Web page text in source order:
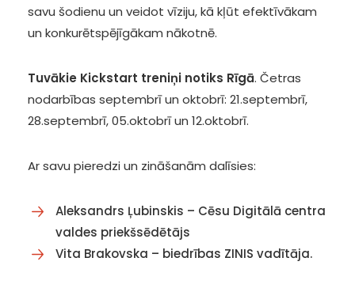
savu šodienu un veidot vīziju, kā kļūt efektīvākam
un konkurētspējīgākam nākotnē.
Tuvākie Kickstart treniņi notiks Rīgā. Četras
nodarbības septembrī un oktobrī: 21.septembrī,
28.septembrī, 05.oktobrī un 12.oktobrī.
Ar savu pieredzi un zināšanām dalīsies:
Aleksandrs Ļubinskis – Cēsu Digitālā centra
valdes priekšsēdētājs
Vita Brakovska – biedrības ZINIS vadītāja.